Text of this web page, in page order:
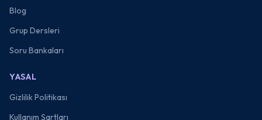
Blog
Grup Dersleri
Soru Bankaları
YASAL
Gizlilik Politikası
Kullanım Şartları